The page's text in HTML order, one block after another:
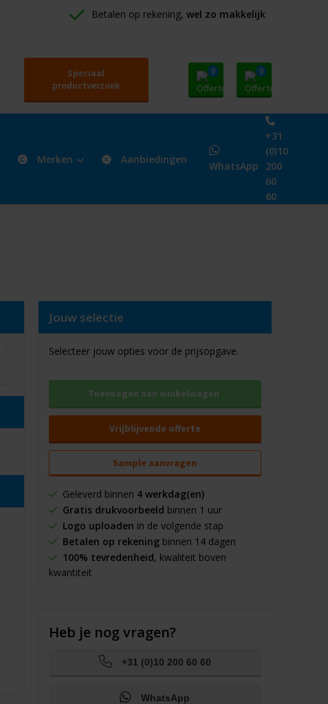
Betalen op rekening, wel zo makkelijk
Speciaal
productverzoek
0 0
Merken Aanbiedingen
WhatsApp
+31
(0)10
200
60
60
Jouw selectie
Selecteer jouw opties voor de prijsopgave.
Toevoegen aan winkelwagen
Vrijblijvende offerte
Sample aanvragen
Geleverd binnen 4 werkdag(en)
Gratis drukvoorbeeld binnen 1 uur
Logo uploaden in de volgende stap
Betalen op rekeningbinnen 14 dagen
100% tevredenheid, kwaliteit boven
kwantiteit
Heb je nog vragen?
+31 (0)10 200 60 60
WhatsApp